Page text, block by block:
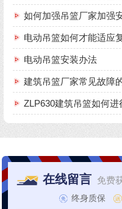
如何加强吊篮厂家加强
电动吊篮如何才能适应
电动吊篮安装办法
建筑吊篮厂家常见故障
ZLP630建筑吊篮如何进
在线留言 免费
终身质保